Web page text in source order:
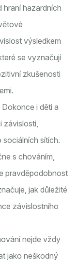
hraní hazardních
výsledkem
se vyznačují
zkušenosti
i děti a
závislosti,
sítích.
s chováním,
pravděpodobnost
jak důležité
závislostního
nejde vždy
jako neškodný